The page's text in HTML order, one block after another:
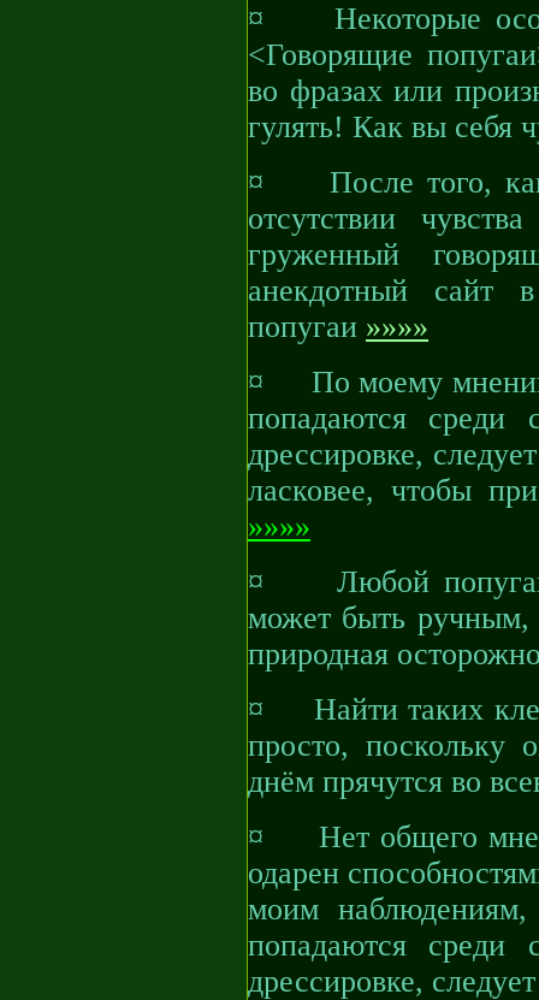
¤ Некоторые
<Говорящие
во фразах или
гулять! Как вы себя
¤ После того, как
отсутствии
груженный
анекдотный сайт
попугаи »»»»
¤ По моему
попадаются
дрессировке,
ласковее, чтобы
»»»»
¤ Любой
может быть ручным,
природная
¤ Найти таких
просто, поскольку
днём прячутся во
¤ Нет общего
одарен
моим
попадаются
дрессировке,